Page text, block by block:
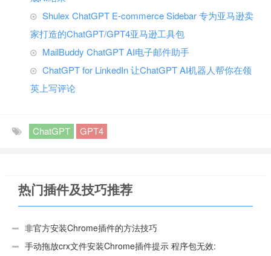
Shulex ChatGPT E-commerce Sidebar 专为亚马逊卖
家打造的ChatGPT/GPT4亚马逊工具包
MailBuddy ChatGPT AI电子邮件助手
ChatGPT for LinkedIn 让ChatGPT AI机器人帮你在领
英上写评论
ChatGPT GPT4
热门插件及技巧推荐
非官方安装Chrome插件的方法技巧
手动拖放crx文件安装Chrome插件提示 程序包无效: